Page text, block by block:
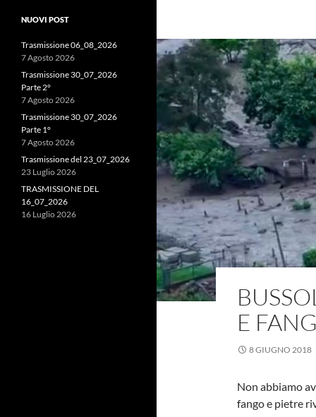
E
8 GIUGNO 2018
Non abbiamo
fango e pietre
NUOVI POST
Trasmissione 06_08_2026
7 Agosto 2026
Trasmissione 30_07_2026
Parte 2°
7 Agosto 2026
Trasmissione 30_07_2026
Parte 1°
7 Agosto 2026
Trasmissione del 23_07_2026
23 Luglio 2026
TRASMISSIONE DEL
16_07_2026
16 Luglio 2026